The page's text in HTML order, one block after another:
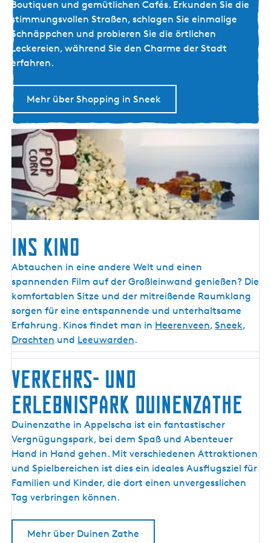
T
E
R
L
A
N
D
O
P
P
N
G
-
T
A
G
I
S
N
E
E
K
Boutiquen und gemütlichen Cafés. Erkunden Sie die
stimmungsvollen Straßen, schlagen Sie einmalige
Schnäppchen und probieren Sie die örtlichen
Leckereien, während Sie den Charme der Stadt
erfahren.
Mehr über Shopping in Sneek
INS KINO
Abtauchen in eine andere Welt und einen
spannenden Film auf der Großleinwand genießen? Die
komfortablen Sitze und der mitreißende Raumklang
sorgen für eine entspannende und unterhaltsame
Erfahrung. Kinos findet man in Heerenveen, Sneek,
Drachten und Leeuwarden.
VERKEHRS- UND
ERLEBNISPARK DUINENZATHE
V
E
R
K
E
H
Duinenzathe in Appelscha ist ein fantastischer
Vergnügungspark, bei dem Spaß und Abenteuer
Hand in Hand gehen. Mit verschiedenen Attraktionen
und Spielbereichen ist dies ein ideales Ausflugsziel für
Familien und Kinder, die dort einen unvergesslichen
Tag verbringen können.
Mehr über Duinen Zathe